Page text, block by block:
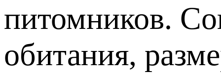
питомников.
обитания,